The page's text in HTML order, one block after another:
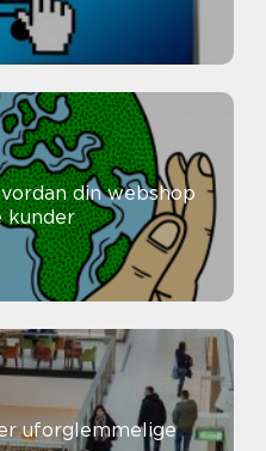
din webshop
kunder
uforglemmelige